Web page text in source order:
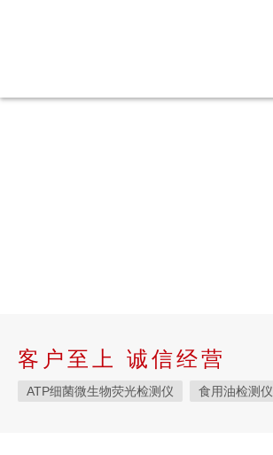
客户至上 诚信经营
ATP细菌微生物荧光检测仪 食用油检测仪